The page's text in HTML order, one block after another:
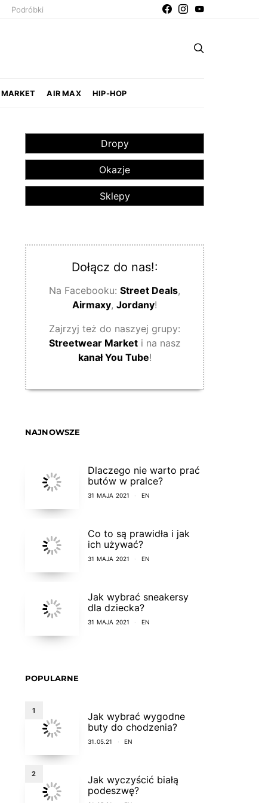
Podróbki
MARKET AIR MAX HIP-HOP
Dropy
Okazje
Sklepy
Dołącz do nas!:
Na Facebooku: Street Deals,
Airmaxy, Jordany!
Zajrzyj też do naszyej grupy:
Streetwear Marketi na nasz
kanał You Tube!
NAJNOWSZE
Dlaczego nie warto prać
butów w pralce?
31 MAJA 2021 EN
Co to są prawidła i jak
ich używać?
31 MAJA 2021 EN
Jak wybrać sneakersy
dla dziecka?
31 MAJA 2021 EN
POPULARNE
1
Jak wybrać wygodne
buty do chodzenia?
31.05.21 EN
2
Jak wyczyścić białą
podeszwę?